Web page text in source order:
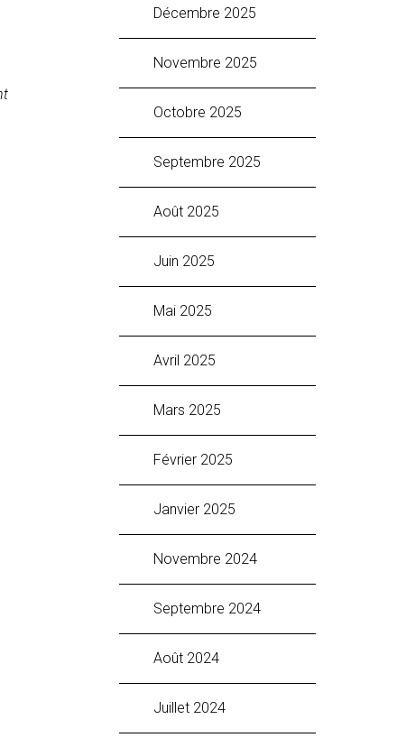
décembre 2025
novembre 2025
octobre 2025
septembre 2025
août 2025
juin 2025
mai 2025
avril 2025
mars 2025
février 2025
janvier 2025
novembre 2024
septembre 2024
août 2024
juillet 2024